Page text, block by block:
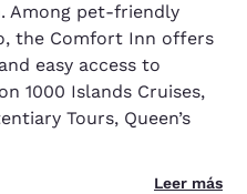
Among pet-friendly
the Comfort Inn offers
easy access to
1000 Islands Cruises,
Tours, Queen’s
Leer más